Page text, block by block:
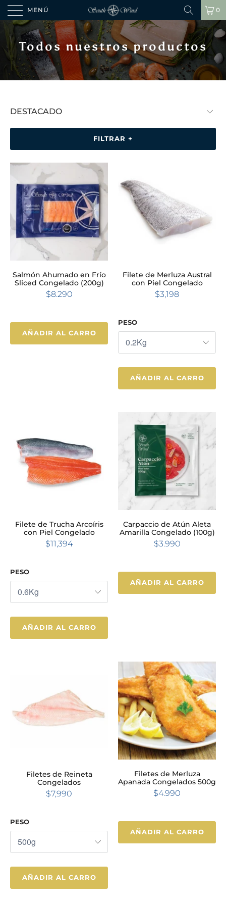
MENÚ 0
Todos nuestros productos
FILTRAR +
Salmón Ahumado en Frío
Sliced Congelado (200g)
$8.290
AÑADIR AL CARRO
Filete de Merluza Austral
con Piel Congelado
$3,198
PESO
AÑADIR AL CARRO
Filete de Trucha Arcoíris
con Piel Congelado
$11,394
PESO
AÑADIR AL CARRO
Carpaccio de Atún Aleta
Amarilla Congelado (100g)
$3.990
AÑADIR AL CARRO
Filetes de Reineta
Congelados
$7,990
PESO
AÑADIR AL CARRO
Filetes de Merluza
Apanada Congelados 500g
$4.990
AÑADIR AL CARRO